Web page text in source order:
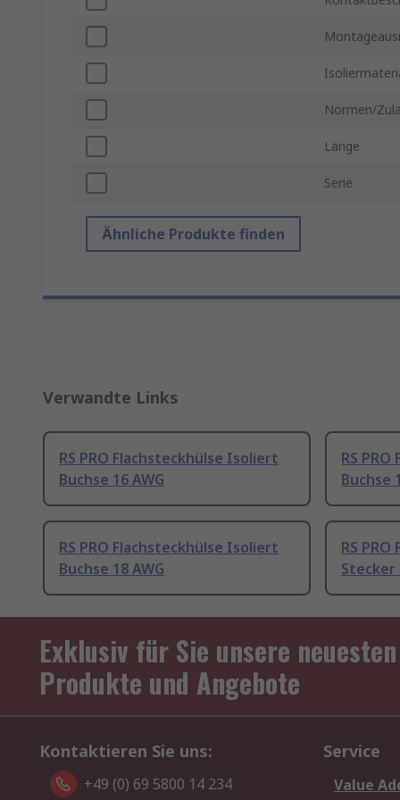
Normen/
Länge
Serie
Ähnliche Produkte finden
Verwandte Links
RS PRO Flachsteckhülse Isoliert
Buchse 16 AWG
RS
Buchse
RS PRO Flachsteckhülse Isoliert
Buchse 18 AWG
RS
Stecker
Exklusiv für Sie unsere neuesten
Produkte und Angebote
Kontaktieren Sie uns:
+49 (0) 69 5800 14 234
Service
Value